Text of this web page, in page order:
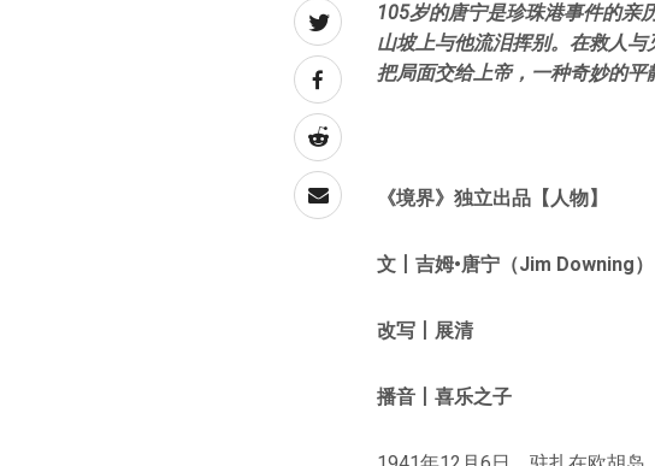
105岁的唐宁是珍珠港事件的亲
山坡上与他流泪挥别。在救人
把局面交给上帝，一种奇妙的平
《境界》独立出品【人物】
文丨吉姆•唐宁（Jim Downing）
改写丨展清
播音丨喜乐之子